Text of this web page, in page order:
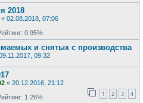
2018
« 02.08.2018, 07:06
0.95%
и снятых с производства
09:32
« 20.12.2016, 21:12
1 2 3 4
1.26%